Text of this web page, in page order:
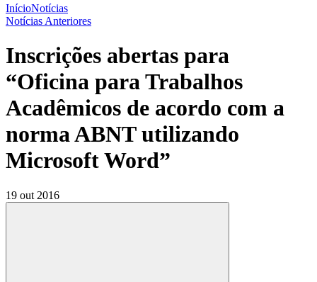
InícioNotícias
Notícias Anteriores
Inscrições abertas para
“Oficina para Trabalhos
Acadêmicos de acordo com a
norma ABNT utilizando
Microsoft Word”
19 out 2016